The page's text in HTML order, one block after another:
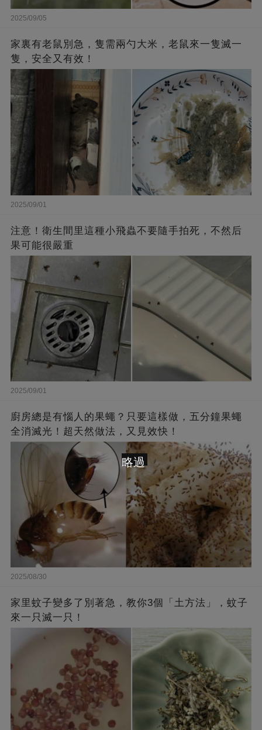
2025/09/05
家裏有老鼠別急，隻需兩勺大米，老鼠來一隻滅一
隻，安全又有效！
2025/09/01
注意！衛生間里這種小飛蟲不要隨手拍死，不然后
果可能很嚴重
2025/09/01
廚房總是有惱人的果蠅？只要這樣做，五分鐘果蠅
全消滅光！超天然做法，又見效快！
2025/08/30
家里蚊子變多了別著急，教你3個「土方法」，蚊子
來一只滅一只！
略過